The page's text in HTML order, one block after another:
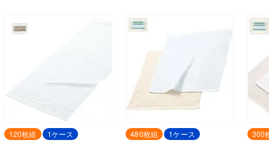
120枚組 1ケース 480枚組
1ケース
300